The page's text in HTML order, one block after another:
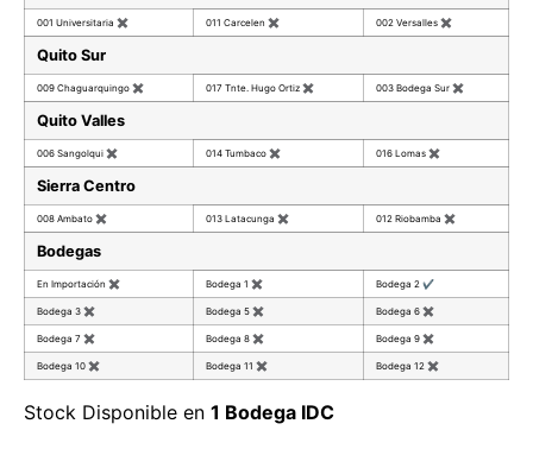
001 Universitaria ✖ 011 Carcelen ✖ 002 Versalles ✖
Quito Sur
009 Chaguarquingo ✖ 017 Tnte. Hugo Ortiz ✖ 003 Bodega Sur ✖
Quito Valles
006 Sangolqui ✖ 014 Tumbaco ✖ 016 Lomas ✖
Sierra Centro
008 Ambato ✖ 013 Latacunga ✖ 012 Riobamba ✖
Bodegas
En Importación ✖ Bodega 1 ✖ Bodega 2 ✔
Bodega 3 ✖ Bodega 5 ✖ Bodega 6 ✖
Bodega 7 ✖ Bodega 8 ✖ Bodega 9 ✖
Bodega 10 ✖ Bodega 11 ✖ Bodega 12 ✖
Stock Disponible en 1 Bodega IDC